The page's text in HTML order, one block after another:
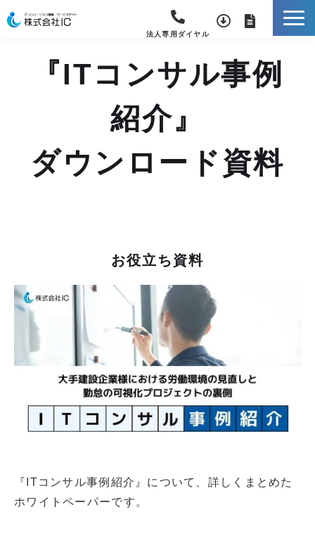
法人専用ダイヤル
『ITコンサル事例
紹介』
ダウンロード資料
お役立ち資料
『ITコンサル事例紹介 』について、詳しくまとめた
ホワイトペーパーです。